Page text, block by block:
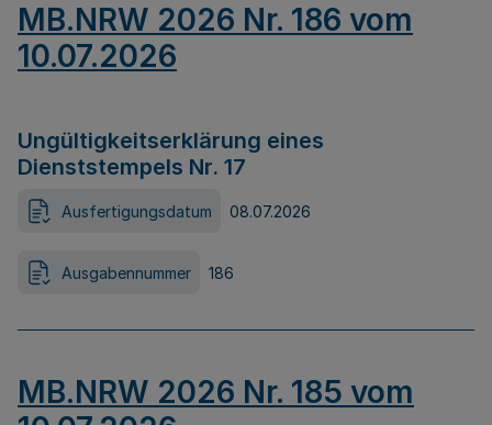
MB.NRW 2026 Nr. 186 vom
10.07.2026
Ungültigkeitserklärung eines
Dienststempels Nr. 17
Ausfertigungsdatum 08.07.2026
Ausgabennummer 186
MB.NRW 2026 Nr. 185 vom